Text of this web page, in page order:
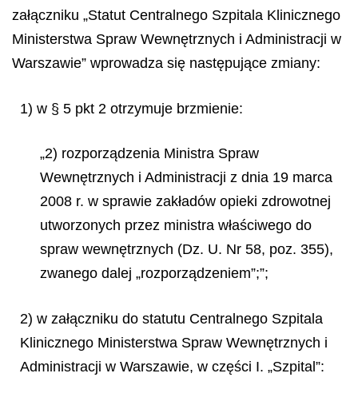
załączniku „Statut Centralnego Szpitala Klinicznego
Ministerstwa Spraw Wewnętrznych i Administracji w
Warszawie” wprowadza się następujące zmiany:
1) w § 5 pkt 2 otrzymuje brzmienie:
„2) rozporządzenia Ministra Spraw
Wewnętrznych i Administracji z dnia 19 marca
2008 r. w sprawie zakładów opieki zdrowotnej
utworzonych przez ministra właściwego do
spraw wewnętrznych (Dz. U. Nr 58, poz. 355),
zwanego dalej „rozporządzeniem”;”;
2) w załączniku do statutu Centralnego Szpitala
Klinicznego Ministerstwa Spraw Wewnętrznych i
Administracji w Warszawie, w części I. „Szpital”: